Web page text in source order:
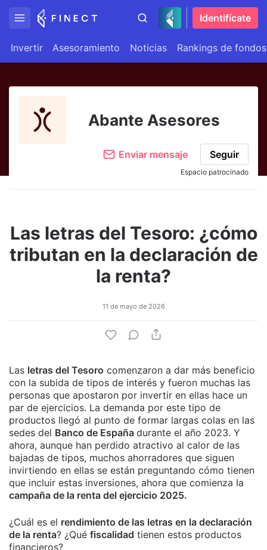
Identifícate
Invertir Asesoramiento Noticias Rankings de fondos
Abante Asesores
Enviar mensaje Seguir
Espacio patrocinado
Las letras del Tesoro: ¿cómo
tributan en la declaración de
la renta?
11 de mayo de 2026
Las letras del Tesoro comenzaron a dar más beneficio
con la subida de tipos de interés y fueron muchas las
personas que apostaron por invertir en ellas hace un
par de ejercicios. La demanda por este tipo de
productos llegó al punto de formar largas colas en las
sedes del Banco de España durante el año 2023. Y
ahora, aunque han perdido atractivo al calor de las
bajadas de tipos, muchos ahorradores que siguen
invirtiendo en ellas se están preguntando cómo tienen
que incluir estas inversiones, ahora que comienza la
campaña de la renta del ejercicio 2025.
¿Cuál es el rendimiento de las letras en la declaración
de la renta? ¿Qué fiscalidad tienen estos productos
financieros?